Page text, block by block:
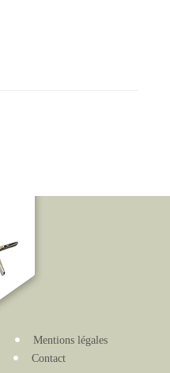
Mentions légales
Contact